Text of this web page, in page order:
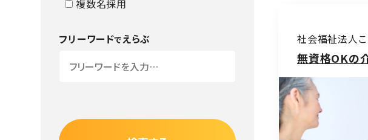
社会福祉法人
無資格OKの
複数名採用
フリーワードでえらぶ